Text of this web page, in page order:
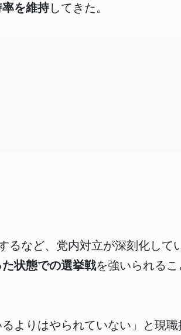
を維持してきた。
るなど、党内対立が深刻化して
状態での選挙戦を強いられるこ
よりはやられていない」と現職